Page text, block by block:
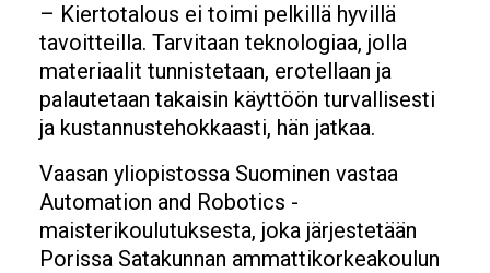
– Kiertotalous ei toimi pelkillä hyvillä
tavoitteilla. Tarvitaan teknologiaa, jolla
materiaalit tunnistetaan, erotellaan ja
palautetaan takaisin käyttöön turvallisesti
ja kustannustehokkaasti, hän jatkaa.
Vaasan yliopistossa Suominen vastaa
Automation and Robotics -
maisterikoulutuksesta, joka järjestetään
Porissa Satakunnan ammattikorkeakoulun